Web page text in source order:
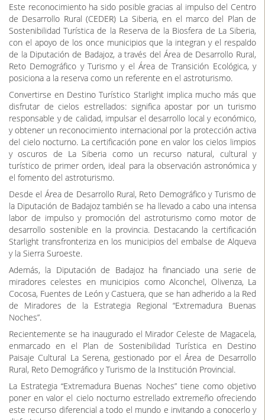
Día 21/10/2025 a las 11:18
La Reserva de la Biosfera de La Siberia ha obtenido el
reconocimiento que le acredita como "Destino Turístico Starlight",
un distintivo otorgado por la Fundación Starlight que certifica la
calidad de sus cielos nocturnos y su compromiso con la
sostenibilidad y la conservación del medio ambiente.
Este reconocimiento ha sido posible gracias al impulso del Centro
de Desarrollo Rural (CEDER) La Siberia, en el marco del Plan de
Sostenibilidad Turística de la Reserva de la Biosfera de La Siberia,
con el apoyo de los once municipios que la integran y el respaldo
de la Diputación de Badajoz, a través del Área de Desarrollo Rural,
Reto Demográfico y Turismo y el Área de Transición Ecológica, y
posiciona a la reserva como un referente en el astroturismo.
Convertirse en Destino Turístico Starlight implica mucho más que
disfrutar de cielos estrellados: significa apostar por un turismo
responsable y de calidad, impulsar el desarrollo local y económico,
y obtener un reconocimiento internacional por la protección activa
del cielo nocturno. La certificación pone en valor los cielos limpios
y oscuros de La Siberia como un recurso natural, cultural y
turístico de primer orden, ideal para la observación astronómica y
el fomento del astroturismo.
Desde el Área de Desarrollo Rural, Reto Demográfico y Turismo de
la Diputación de Badajoz también se ha llevado a cabo una intensa
labor de impulso y promoción del astroturismo como motor de
desarrollo sostenible en la provincia. Destacando la certificación
Starlight transfronteriza en los municipios del embalse de Alqueva
y la Sierra Suroeste.
Además, la Diputación de Badajoz ha financiado una serie de
miradores celestes en municipios como Alconchel, Olivenza, La
Cocosa, Fuentes de León y Castuera, que se han adherido a la Red
de Miradores de la Estrategia Regional “Extremadura Buenas
Noches”.